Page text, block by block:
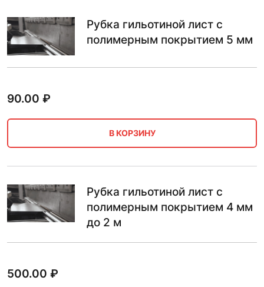
Рубка гильотиной лист с
полимерным покрытием 5 мм
90.00 ₽
В КОРЗИНУ
Рубка гильотиной лист с
полимерным покрытием 4 мм
до 2 м
500.00 ₽